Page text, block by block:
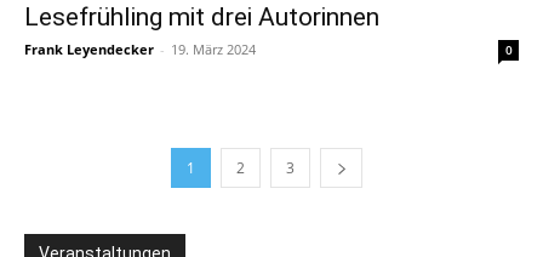
Lesefrühling mit drei Autorinnen
Frank Leyendecker - 19. März 2024 0
1 2 3
Veranstaltungen